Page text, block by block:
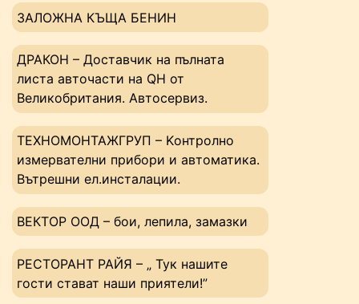
ЗАЛОЖНА КЪЩА БЕНИН
ДРАКОН – Доставчик на пълната
листа авточасти на QH от
Великобритания. Автосервиз.
ТЕХНОМОНТАЖГРУП – Kонтролно
измервателни прибори и автоматика.
Вътрешни ел.инсталации.
ВЕКТОР ООД – бои, лепила, замазки
РЕСТОРАНТ РАЙЯ – „ Тук нашите
гости стават наши приятели!”